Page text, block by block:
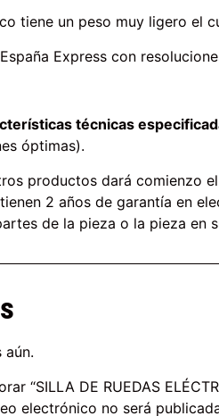
tiene un peso muy ligero el
Express con
técnicas
óptimas).
productos dará comienzo
2 años de garantía en
de la pieza o la pieza en
aún.
“SILLA DE RUEDAS
electrónico no será